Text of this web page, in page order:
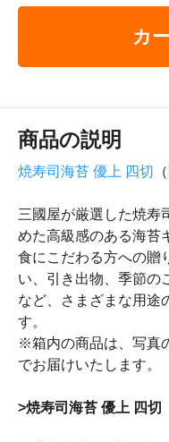
カ
商品の説明
焼寿司海苔 優上 四切
三國屋が厳選した焼寿
めた高級感のある海苔
食にこだわる方への贈
い、引き出物、季節の
など、さまざまな用途
す。
※箱内の商品は、写真
でお届けいたします。
>焼寿司海苔 優上 四切